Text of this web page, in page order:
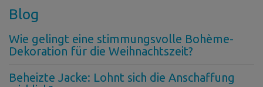
Blog
Wie gelingt eine stimmungsvolle Bohème-
Dekoration für die Weihnachtszeit?
Beheizte Jacke: Lohnt sich die Anschaffung